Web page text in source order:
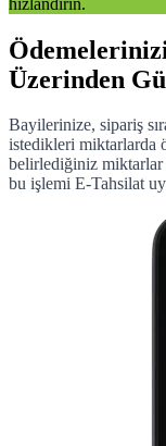
Üzerinden
Bayilerinize, sipariş
istedikleri miktarlarda
belirlediğiniz miktarlar
bu işlemi E-Tahsilat